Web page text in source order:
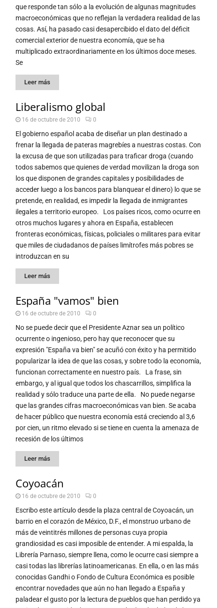
que responde tan sólo a la evolución de algunas magnitudes
macroeconómicas que no reflejan la verdadera realidad de las
cosas. Así, ha pasado casi desapercibido el dato del déficit
comercial exterior de nuestra economía, que se ha
multiplicado extraordinariamente en los últimos doce meses.
Se
Leer más
Liberalismo global
16 de octubre de 2010 0
El gobierno español acaba de diseñar un plan destinado a
frenar la llegada de pateras magrebíes a nuestras costas. Con
la excusa de que son utilizadas para traficar droga (cuando
todos sabemos que quienes de verdad movilizan la droga son
los que disponen de grandes capitales y posibilidades de
acceder luego a los bancos para blanquear el dinero) lo que se
pretende, en realidad, es impedir la llegada de inmigrantes
ilegales a territorio europeo. Los países ricos, como ocurre en
otros muchos lugares y ahora en España, establecen
fronteras económicas, físicas, policiales o militares para evitar
que miles de ciudadanos de países limítrofes más pobres se
introduzcan en su
Leer más
España "vamos" bien
16 de octubre de 2010 0
No se puede decir que el Presidente Aznar sea un político
ocurrente o ingenioso, pero hay que reconocer que su
expresión "España va bien" se acuñó con éxito y ha permitido
popularizar la idea de que las cosas, y sobre todo la economía,
funcionan correctamente en nuestro país. La frase, sin
embargo, y al igual que todos los chascarrillos, simplifica la
realidad y sólo traduce una parte de ella. No puede negarse
que las grandes cifras macroeconómicas van bien. Se acaba
de hacer público que nuestra economía está creciendo al 3,6
por cien, un ritmo elevado si se tiene en cuenta la amenaza de
recesión de los últimos
Leer más
Coyoacán
16 de octubre de 2010 0
Escribo este artículo desde la plaza central de Coyoacán, un
barrio en el corazón de México, D.F., el monstruo urbano de
más de veintitrés millones de personas cuya propia
grandiosidad es casi imposible de entender. A mi espalda, la
Librería Parnaso, siempre llena, como le ocurre casi siempre a
casi todas las librerías latinoamericanas. En ella, o en las más
conocidas Gandhi o Fondo de Cultura Económica es posible
encontrar novedades que aún no han llegado a España y
paladear el gusto por la lectura de pueblos que han perdido ya